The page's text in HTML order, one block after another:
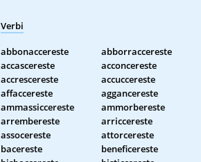
Verbi
abbonaccereste abborraccereste
accascereste
acconcereste
accrescereste
accuccereste
affaccereste
aggancereste
ammassiccereste
ammorbereste
arrembereste
arriccereste
assocereste
attorcereste
bacereste
beneficereste